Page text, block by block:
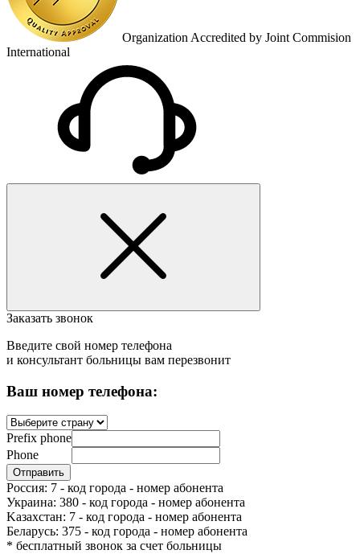
Organization Accredited by Joint Commision
International
Заказать звонок
Введите свой номер телефона
и консультант больницы вам перезвонит
Ваш номер телефона:
Prefix phone
Phone
Россия: 7 - код города - номер абонента
Украина: 380 - код города - номер абонента
Kазахстан: 7 - код города - номер абонента
Беларусь: 375 - код города - номер абонента
* бесплатный звонок за счет больницы